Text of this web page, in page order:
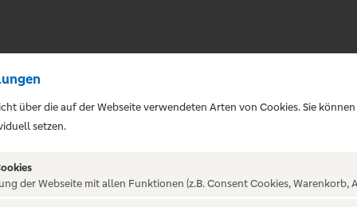
über die auf der Webseite verwendeten Arten von Cookies. Sie
setzen.
der Webseite mit allen Funktionen (z.B. Consent Cookies, Warenkorb,